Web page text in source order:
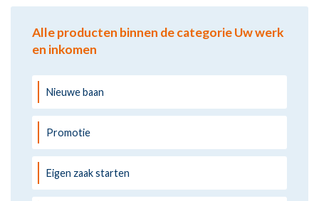
Alle producten binnen de categorie Uw werk
en inkomen
Nieuwe baan
Promotie
Eigen zaak starten